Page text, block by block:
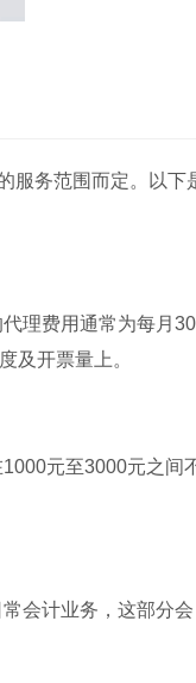
服务范围而定。以下
理费用通常为每月
及开票量上。
元至3000元之间
会计业务，这部分会